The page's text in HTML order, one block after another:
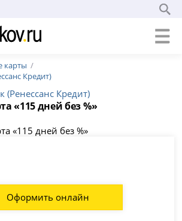
карты
Кредит)
«115 дней без %»
Оформить онлайн